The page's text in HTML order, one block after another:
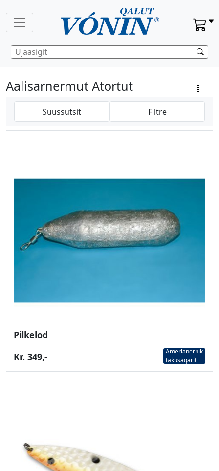
Aalisarnermut Atortut
Suussutsit Filtre
Pilkelod
Kr. 349,-
Amerlanernik
takusaqarit